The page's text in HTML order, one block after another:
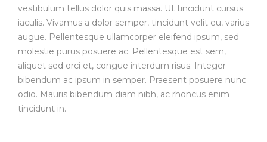
vestibulum tellus dolor quis massa. Ut tincidunt cursus
iaculis. Vivamus a dolor semper, tincidunt velit eu, varius
augue. Pellentesque ullamcorper eleifend ipsum, sed
molestie purus posuere ac. Pellentesque est sem,
aliquet sed orci et, congue interdum risus. Integer
bibendum ac ipsum in semper. Praesent posuere nunc
odio. Mauris bibendum diam nibh, ac rhoncus enim
tincidunt in.